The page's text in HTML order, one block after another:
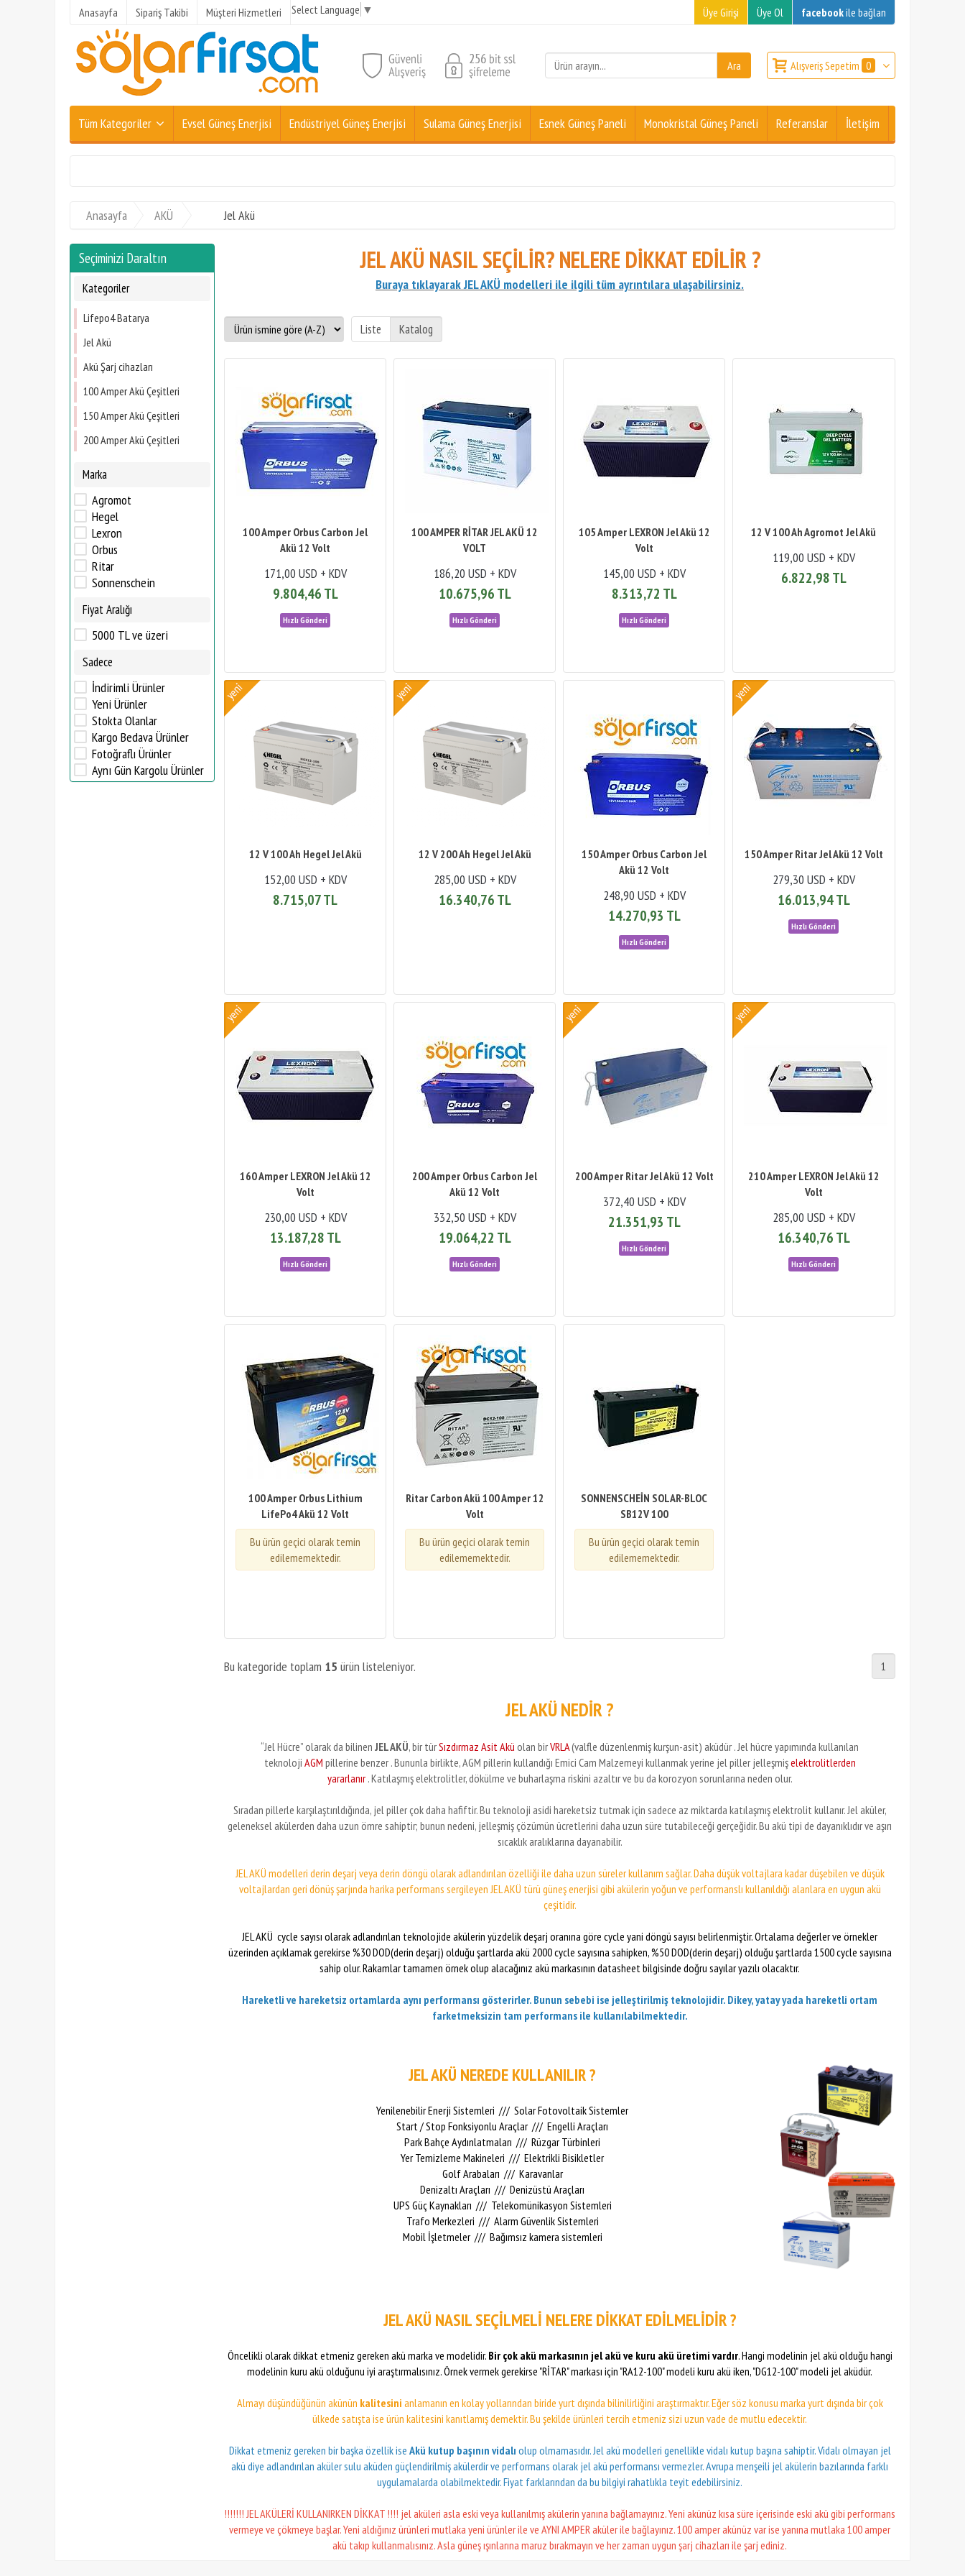
Anasayfa Sipariş Takibi Müşteri Hizmetleri Select Language ▼ Üye Girişi Üye Ol facebookile bağlan
Alışveriş Sepetim 0
Tüm Kategoriler Evsel Güneş Enerjisi Endüstriyel Güneş Enerjisi Sulama Güneş Enerjisi Esnek Güneş Paneli Monokristal Güneş Paneli Referanslar İletişim
Anasayfa AKÜ Jel Akü
Seçiminizi Daraltın
Kategoriler
Lifepo4 Batarya
Jel Akü
Akü Şarj cihazları
100 Amper Akü Çeşitleri
150 Amper Akü Çeşitleri
200 Amper Akü Çeşitleri
Marka
Agromot
Hegel
Lexron
Orbus
Ritar
Sonnenschein
Fiyat Aralığı
5000 TL ve üzeri
Sadece
İndirimli Ürünler
Yeni Ürünler
Stokta Olanlar
Kargo Bedava Ürünler
Fotoğraflı Ürünler
Aynı Gün Kargolu Ürünler
JEL AKÜ NASIL SEÇİLİR? NELERE DİKKAT EDİLİR ?
Buraya tıklayarak JEL AKÜ modelleri ile ilgili tüm ayrıntılara ulaşabilirsiniz.
100 Amper Orbus Carbon Jel
Akü 12 Volt
171,00 USD + KDV
9.804,46 TL
100 AMPER RİTAR JEL AKÜ 12
VOLT
186,20 USD + KDV
10.675,96 TL
105 Amper LEXRON Jel Akü 12
Volt
145,00 USD + KDV
8.313,72 TL
12 V 100 Ah Agromot Jel Akü
119,00 USD + KDV
6.822,98 TL
12 V 100 Ah Hegel Jel Akü
152,00 USD + KDV
8.715,07 TL
12 V 200 Ah Hegel Jel Akü
285,00 USD + KDV
16.340,76 TL
150 Amper Orbus Carbon Jel
Akü 12 Volt
248,90 USD + KDV
14.270,93 TL
150 Amper Ritar Jel Akü 12 Volt
279,30 USD + KDV
16.013,94 TL
160 Amper LEXRON Jel Akü 12
Volt
230,00 USD + KDV
13.187,28 TL
200 Amper Orbus Carbon Jel
Akü 12 Volt
332,50 USD + KDV
19.064,22 TL
200 Amper Ritar Jel Akü 12 Volt
372,40 USD + KDV
21.351,93 TL
210 Amper LEXRON Jel Akü 12
Volt
285,00 USD + KDV
16.340,76 TL
100 Amper Orbus Lithium
LifePo4 Akü 12 Volt
Bu ürün geçici olarak temin
edilememektedir.
Ritar Carbon Akü 100 Amper 12
Volt
Bu ürün geçici olarak temin
edilememektedir.
SONNENSCHEİN SOLAR-BLOC
SB12V 100
Bu ürün geçici olarak temin
edilememektedir.
Bu kategoride toplam 15 ürün listeleniyor. 1
JEL AKÜ NEDİR ?
“Jel Hücre” olarak da bilinen JEL AKÜ,bir türSızdırmaz Asit Akü olan birVRLA(valfle düzenlenmiş kurşun-asit) aküdür .Jel hücre yapımında kullanılan
teknoloji AGM pillerine benzer .Bununla birlikte, AGM pillerin kullandığı Emici Cam Malzemeyi kullanmak yerine jel piller jelleşmişelektrolitlerden
yararlanır.Katılaşmış elektrolitler, dökülme ve buharlaşma riskini azaltır ve bu da korozyon sorunlarına neden olur.
Sıradan pillerle karşılaştırıldığında, jel piller çok daha hafiftir.Bu teknoloji asidi hareketsiz tutmak için sadece az miktarda katılaşmış elektrolit kullanır.Jel aküler,
geleneksel akülerden daha uzun ömre sahiptir; bunun nedeni, jelleşmiş çözümün ücretlerini daha uzun süre tutabileceği gerçeğidir.Bu akü tipi de dayanıklıdır ve aşırı
sıcaklık aralıklarına dayanabilir.
JEL AKÜ modelleri derin deşarj veya derin döngü olarak adlandırılan özelliği ile daha uzun süreler kullanım sağlar. Daha düşük voltajlara kadar düşebilen ve düşük
voltajlardan geri dönüş şarjında harika performans sergileyen JEL AKÜ türü güneş enerjisi gibi akülerin yoğun ve performanslı kullanıldığı alanlara en uygun akü
çeşitidir.
JEL AKÜ cycle sayısı olarak adlandırılan teknolojide akülerin yüzdelik deşarj oranına göre cycle yani döngü sayısı belirlenmiştir. Ortalama değerler ve örnekler
üzerinden açıklamak gerekirse %30 DOD(derin deşarj) olduğu şartlarda akü 2000 cycle sayısına sahipken, %50 DOD(derin deşarj) olduğu şartlarda 1500 cycle sayısına
sahip olur. Rakamlar tamamen örnek olup alacağınız akü markasının datasheet bilgisinde doğru sayılar yazılı olacaktır.
Hareketli ve hareketsiz ortamlarda aynı performansı gösterirler. Bunun sebebi ise jelleştirilmiş teknolojidir. Dikey, yatay yada hareketli ortam
farketmeksizin tam performans ile kullanılabilmektedir.
JEL AKÜ NEREDE KULLANILIR ?
Yenilenebilir Enerji Sistemleri /// Solar Fotovoltaik Sistemler
Start / Stop Fonksiyonlu Araçlar /// Engelli Araçları
Park Bahçe Aydınlatmaları /// Rüzgar Türbinleri
Yer Temizleme Makineleri /// Elektrikli Bisikletler
Golf Arabaları /// Karavanlar
Denizaltı Araçları /// Denizüstü Araçları
UPS Güç Kaynakları /// Telekomünikasyon Sistemleri
Trafo Merkezleri /// Alarm Güvenlik Sistemleri
Mobil İşletmeler /// Bağımsız kamera sistemleri
JEL AKÜ NASIL SEÇİLMELİ NELERE DİKKAT EDİLMELİDİR ?
Öncelikli olarak dikkat etmeniz gereken akü marka ve modelidir. Bir çok akü markasının jel akü ve kuru akü üretimi vardır. Hangi modelinin jel akü olduğu hangi
modelinin kuru akü olduğunu iyi araştırmalısınız. Örnek vermek gerekirse "RİTAR" markası için "RA12-100" modeli kuru akü iken, "DG12-100" modeli jel aküdür.
Almayı düşündüğünün akünün kalitesini anlamanın en kolay yollarından biride yurt dışında bilinilirliğini araştırmaktır. Eğer söz konusu marka yurt dışında bir çok
ülkede satışta ise ürün kalitesini kanıtlamış demektir. Bu şekilde ürünleri tercih etmeniz sizi uzun vade de mutlu edecektir.
Dikkat etmeniz gereken bir başka özellik ise Akü kutup başının vidalı olup olmamasıdır. Jel akü modelleri genellikle vidalı kutup başına sahiptir. Vidalı olmayan jel
akü diye adlandırılan aküler sulu aküden güçlendirilmiş akülerdir ve performans olarak jel akü performansı vermezler. Avrupa menşeili jel akülerin bazılarında farklı
uygulamalarda olabilmektedir. Fiyat farklarından da bu bilgiyi rahatlıkla teyit edebilirsiniz.
!!!!!!! JEL AKÜLERİ KULLANIRKEN DİKKAT !!!! jel aküleri asla eski veya kullanılmış akülerin yanına bağlamayınız. Yeni akünüz kısa süre içerisinde eski akü gibi performans
vermeye ve çökmeye başlar. Yeni aldığınız ürünleri mutlaka yeni ürünler ile ve AYNI AMPER aküler ile bağlayınız. 100 amper akünüz var ise yanına mutlaka 100 amper
akü takıp kullanmalısınız. Asla güneş ışınlarına maruz bırakmayın ve her zaman uygun şarj cihazları ile şarj ediniz.